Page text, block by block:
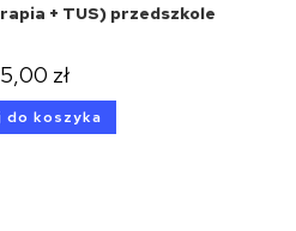
+ TUS) przedszkole
zł
do koszyka